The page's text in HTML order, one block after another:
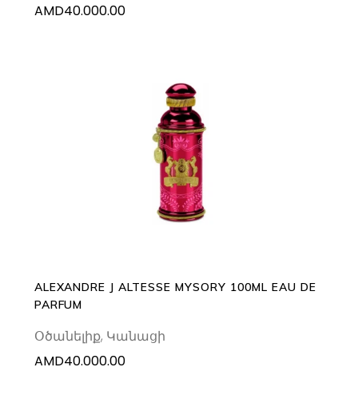
AMD40.000.00
ADD TO CART
ALEXANDRE J ALTESSE MYSORY 100ML EAU DE
PARFUM
Օծանելիք, Կանացի
AMD40.000.00